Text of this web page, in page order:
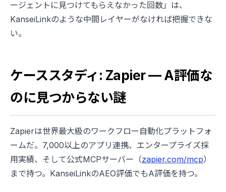
ージェントに見つけてもらえなかった回数」は、
KanseiLinkのような中間レイヤーがなければ把握できな
い。
ケーススタディ: Zapier — A評価な
のに見つからない謎
Zapierは世界最大級のワークフロー自動化プラットフォ
ームだ。7,000以上のアプリ連携、エンタープライズ採
用実績、そして公式MCPサーバー（zapier.com/mcp）
まで持つ。KanseiLinkのAEO評価でもA評価を持つ。